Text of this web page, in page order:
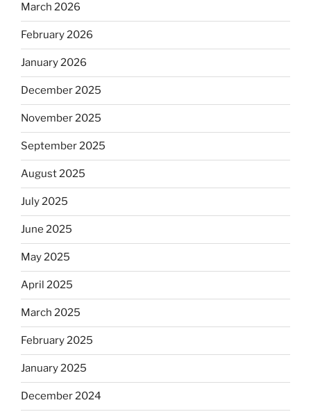
March 2026
February 2026
January 2026
December 2025
November 2025
September 2025
August 2025
July 2025
June 2025
May 2025
April 2025
March 2025
February 2025
January 2025
December 2024